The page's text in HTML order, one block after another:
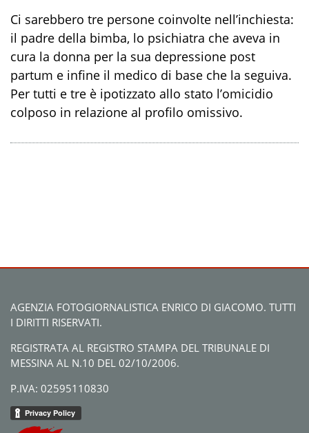
Ci sarebbero tre persone coinvolte nell’inchiesta:
il padre della bimba, lo psichiatra che aveva in
cura la donna per la sua depressione post
partum e infine il medico di base che la seguiva.
Per tutti e tre è ipotizzato allo stato l’omicidio
colposo in relazione al profilo omissivo.
AGENZIA FOTOGIORNALISTICA ENRICO DI GIACOMO. TUTTI
I DIRITTI RISERVATI.
REGISTRATA AL REGISTRO STAMPA DEL TRIBUNALE DI
MESSINA AL N.10 DEL 02/10/2006.
P.IVA: 02595110830